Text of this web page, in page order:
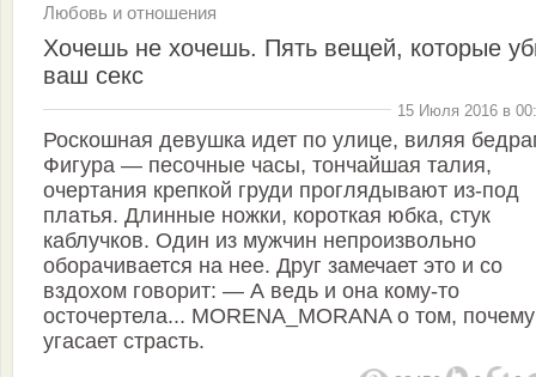
Любовь и отношения
Хочешь не хочешь. Пять вещей, которые
ваш секс
15 Июля 2016 в
Роскошная девушка идет по улице, виляя
Фигура — песочные часы, тончайшая талия,
очертания крепкой груди проглядывают из-под
платья. Длинные ножки, короткая юбка, стук
каблучков. Один из мужчин непроизвольно
оборачивается на нее. Друг замечает это и со
вздохом говорит: — А ведь и она кому-то
осточертела... MORENA_MORANA о том, почему
угасает страсть.